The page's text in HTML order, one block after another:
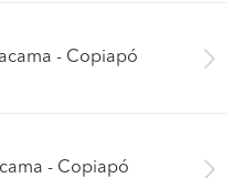
- Copiapó
- Copiapó